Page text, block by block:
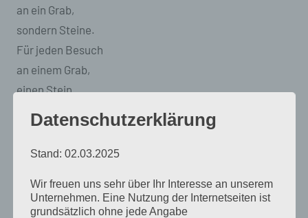
an ein Grab,
sondern Steine.
Für jeden Besuch
an einem Grab,
einen Stein.
Steine sind ewig,
das ist der Grund.
Für jeden Besuch an
Deinem Grab,
Datenschutzerklärung
Stand: 02.03.2025
Wir freuen uns sehr über Ihr Interesse an unserem
Unternehmen. Eine Nutzung der Internetseiten ist
grundsätzlich ohne jede Angabe